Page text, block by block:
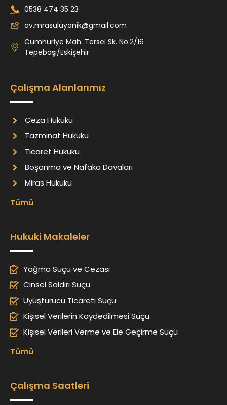
0538 474 35 23
av.mrasuluyanik@gmail.com
Cumhuriye Mah. Tersel Sk. No:2/16
Tepebaşı/Eskişehir
Çalışma Alanlarımız
Ceza Hukuku
Tazminat Hukuku
Ticaret Hukuku
Boşanma ve Nafaka Davaları
Miras Hukuku
Tümü
Hukuki Makaleler
Yağma Suçu ve Cezası
Cinsel Saldırı Suçu
Uyuşturucu Ticareti Suçu
Kişisel Verilerin Kaydedilmesi Suçu
Kişisel Verileri Verme ve Ele Geçirme Suçu
Tümü
Çalışma Saatleri